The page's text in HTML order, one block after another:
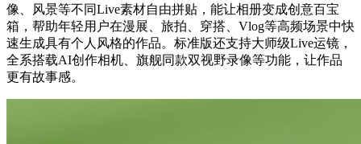
像、风景等不同Live素材自由拼贴，能让相册变成创意百宝
箱，帮助年轻用户在漫展、旅拍、穿搭、Vlog等高频场景中快
速生成具有个人风格的作品。标准版还支持大师级Live运镜，
全系搭载AI创作相机、旗舰同款双视野录像等功能，让作品
更有故事感。